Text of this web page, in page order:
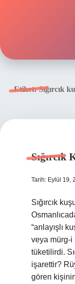
Etiket:Sığırcık
Sığırcık
Tarih: Eylül 19,
Sığırcık
“anlayışlı
veya mürg-i
tüketilirdi.
işarettir?
gören